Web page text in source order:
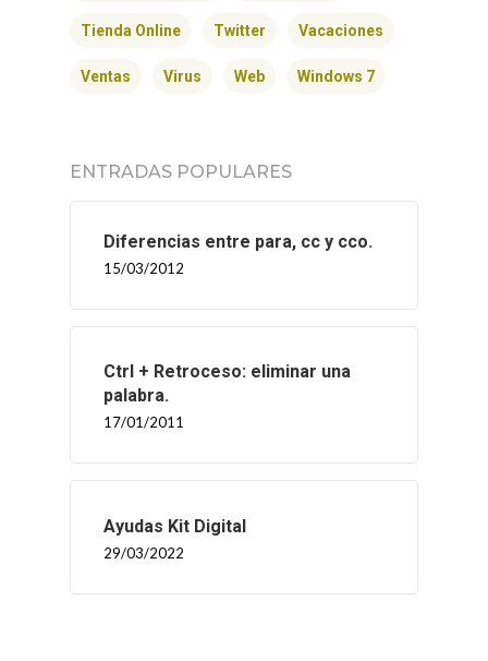
Tienda Online Twitter Vacaciones
Ventas Virus Web Windows 7
ENTRADAS POPULARES
Diferencias entre para, cc y cco.
15/03/2012
Ctrl + Retroceso: eliminar una
palabra.
17/01/2011
Ayudas Kit Digital
29/03/2022